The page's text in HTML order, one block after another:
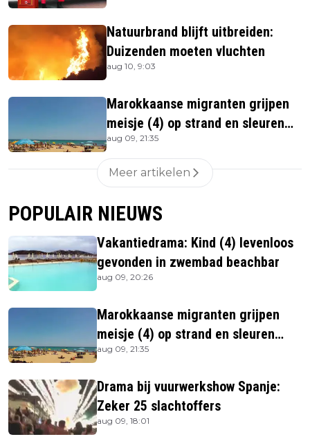
Natuurbrand blijft uitbreiden:
Duizenden moeten vluchten
aug 10, 9:03
Marokkaanse migranten grijpen
meisje (4) op strand en sleuren
haar in zee
aug 09, 21:35
Meer artikelen
POPULAIR NIEUWS
Vakantiedrama: Kind (4) levenloos
gevonden in zwembad beachbar
aug 09, 20:26
Marokkaanse migranten grijpen
meisje (4) op strand en sleuren
haar in zee
aug 09, 21:35
Drama bij vuurwerkshow Spanje:
Zeker 25 slachtoffers
aug 09, 18:01